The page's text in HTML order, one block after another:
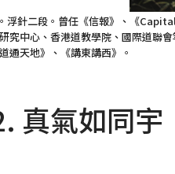
浮針二段。曾任《信報》、《
究中心、香港道教學院、國際道聯
通天地》、《講東講西》。
真氣如同宇